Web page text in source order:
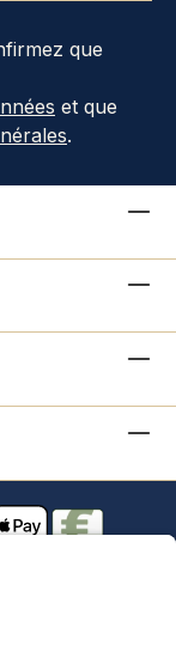
que
et que
.